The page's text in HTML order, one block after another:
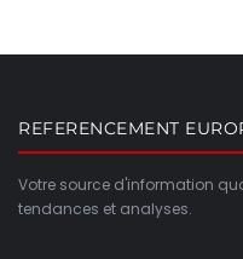
REFERENCEMENT
Votre source d'information
tendances et analyses.